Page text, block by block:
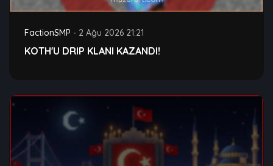
FactionSMP - 2 Ağu 2026 21:21
KOTH'U DRIP KLANI KAZANDI!